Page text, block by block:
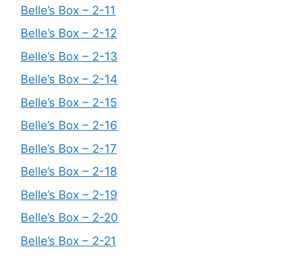
Belle’s Box – 2-11
Belle’s Box – 2-12
Belle’s Box – 2-13
Belle’s Box – 2-14
Belle’s Box – 2-15
Belle’s Box – 2-16
Belle’s Box – 2-17
Belle’s Box – 2-18
Belle’s Box – 2-19
Belle’s Box – 2-20
Belle’s Box – 2-21